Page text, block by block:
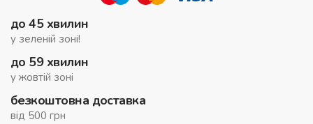
до 45 хвилин
у зеленій зоні!
до 59 хвилин
у жовтій зоні
безкоштовна доставка
від 500 грн